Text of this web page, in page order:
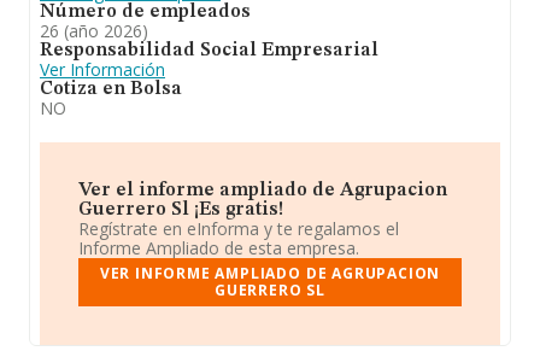
Número de empleados
26 (año 2026)
Responsabilidad Social Empresarial
Ver Información
Cotiza en Bolsa
NO
Ver el informe ampliado de Agrupacion
Guerrero Sl ¡Es gratis!
Regístrate en eInforma y te regalamos el
Informe Ampliado de esta empresa.
VER INFORME AMPLIADO DE AGRUPACION
GUERRERO SL